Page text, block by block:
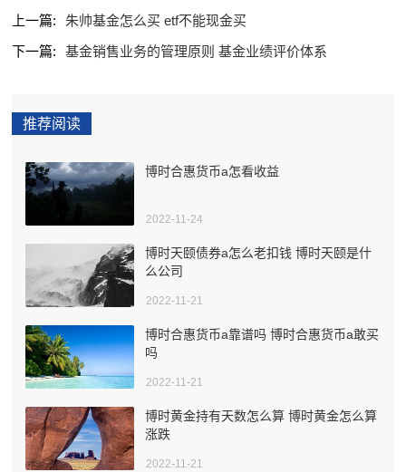
上一篇:
朱帅基金怎么买 etf不能现金买
下一篇:
基金销售业务的管理原则 基金业绩评价体系
推荐阅读
博时合惠货币a怎看收益
2022-11-24
博时天颐债券a怎么老扣钱 博时天颐是什
么公司
2022-11-21
博时合惠货币a靠谱吗 博时合惠货币a敢买
吗
2022-11-21
博时黄金持有天数怎么算 博时黄金怎么算
涨跌
2022-11-21